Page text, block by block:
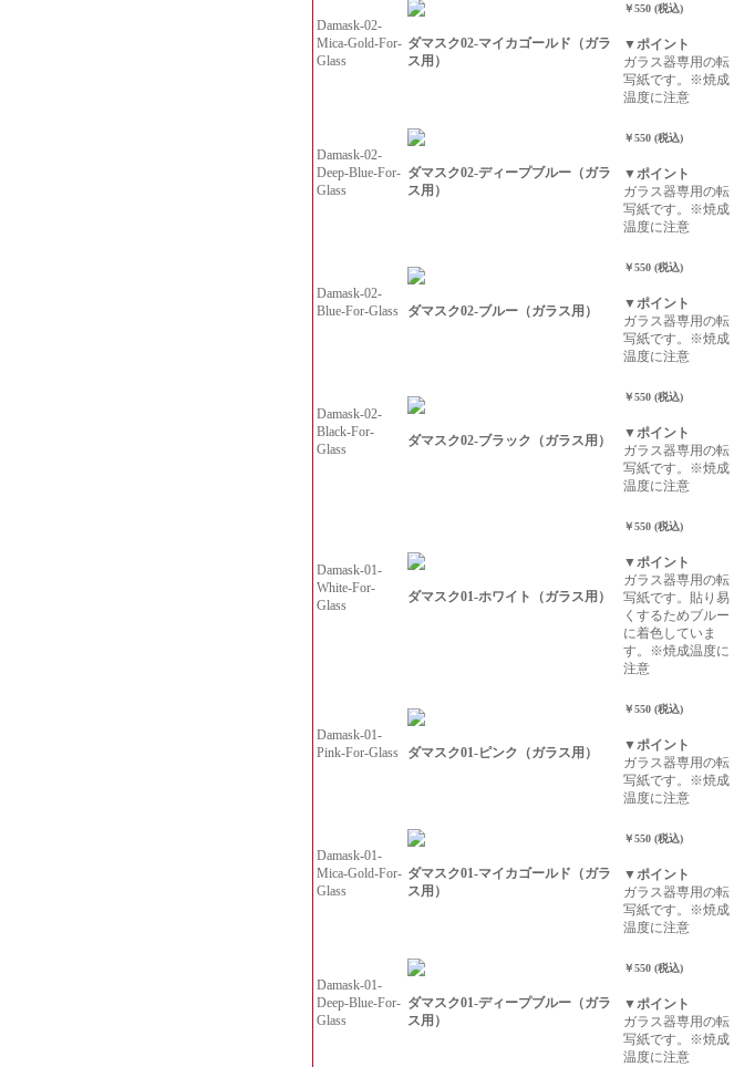
Damask-02-
Mica-Gold-For-
Glass
ダマスク02-マイカゴールド（ガラ
ス用）
￥550 (税込)
▼ポイント
ガラス器専用の転
写紙です。※焼成
温度に注意
Damask-02-
Deep-Blue-For-
Glass
ダマスク02-ディープブルー（ガラ
ス用）
￥550 (税込)
▼ポイント
ガラス器専用の転
写紙です。※焼成
温度に注意
Damask-02-
Blue-For-Glass
ダマスク02-ブルー（ガラス用）
￥550 (税込)
▼ポイント
ガラス器専用の転
写紙です。※焼成
温度に注意
Damask-02-
Black-For-
Glass
ダマスク02-ブラック（ガラス用）
￥550 (税込)
▼ポイント
ガラス器専用の転
写紙です。※焼成
温度に注意
Damask-01-
White-For-
Glass
ダマスク01-ホワイト（ガラス用）
￥550 (税込)
▼ポイント
ガラス器専用の転
写紙です。貼り易
くするためブルー
に着色していま
す。※焼成温度に
注意
Damask-01-
Pink-For-Glass
ダマスク01-ピンク（ガラス用）
￥550 (税込)
▼ポイント
ガラス器専用の転
写紙です。※焼成
温度に注意
Damask-01-
Mica-Gold-For-
Glass
ダマスク01-マイカゴールド（ガラ
ス用）
￥550 (税込)
▼ポイント
ガラス器専用の転
写紙です。※焼成
温度に注意
Damask-01-
Deep-Blue-For-
Glass
ダマスク01-ディープブルー（ガラ
ス用）
￥550 (税込)
▼ポイント
ガラス器専用の転
写紙です。※焼成
温度に注意